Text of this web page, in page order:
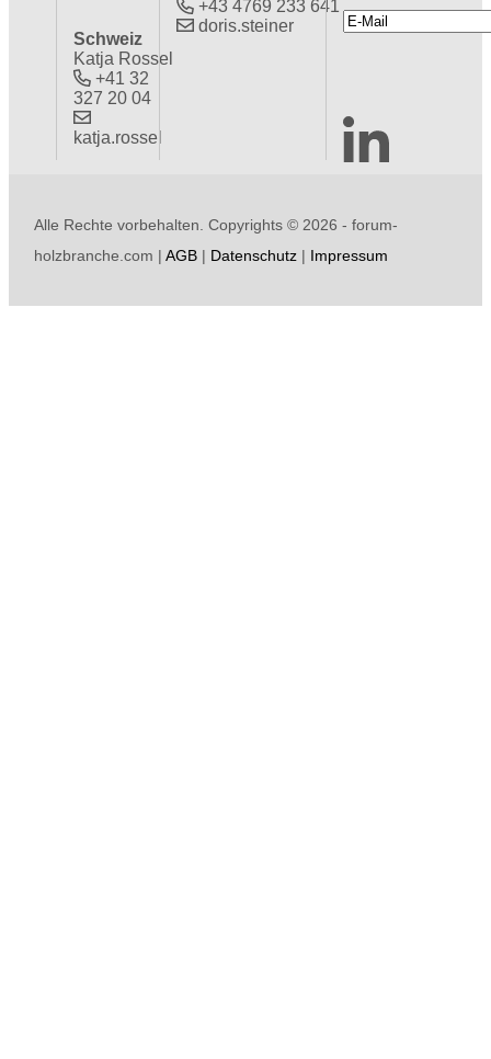
Schweiz
Katja Rossel
+41 32
327 20 04
katja.rossel
+43 4769 233 641
doris.steiner
Alle Rechte vorbehalten. Copyrights ©2026 - forum-
holzbranche.com |AGB | Datenschutz | Impressum